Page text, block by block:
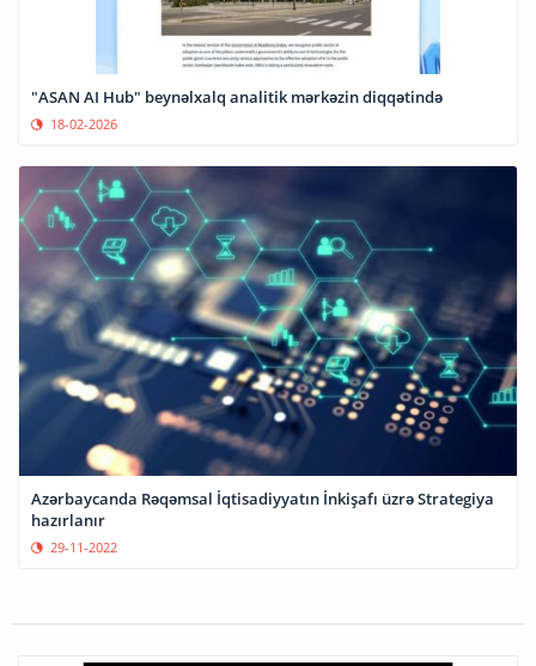
"ASAN AI Hub" beynəlxalq analitik mərkəzin diqqətində
18-02-2026
Azərbaycanda Rəqəmsal İqtisadiyyatın İnkişafı üzrə Strategiya
hazırlanır
29-11-2022